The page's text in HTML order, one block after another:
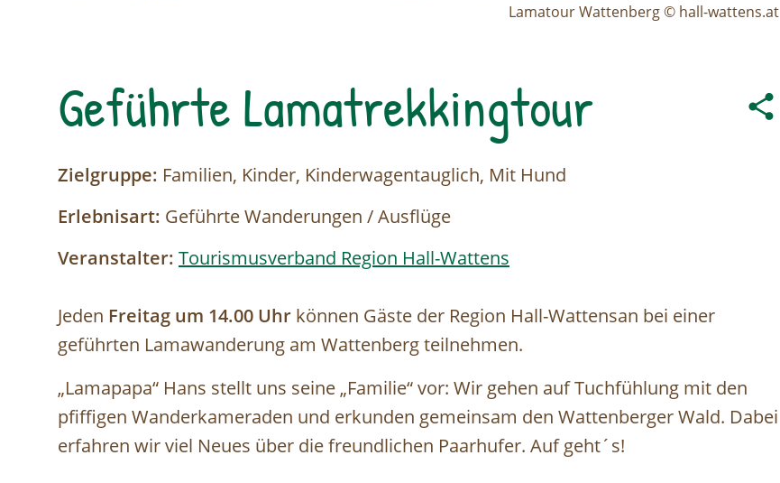
Lamatour Wattenberg © hall-wattens.at
Geführte Lamatrekkingtour
Zielgruppe: Familien, Kinder, Kinderwagentauglich, Mit Hund
Erlebnisart: Geführte Wanderungen / Ausflüge
Veranstalter: Tourismusverband Region Hall-Wattens
Jeden Freitag um 14.00 Uhr können Gäste der Region Hall-Wattensan bei einer
geführten Lamawanderung am Wattenberg teilnehmen.
„Lamapapa“ Hans stellt uns seine „Familie“ vor: Wir gehen auf Tuchfühlung mit den
pfiffigen Wanderkameraden und erkunden gemeinsam den Wattenberger Wald. Dabei
erfahren wir viel Neues über die freundlichen Paarhufer. Auf geht´s!